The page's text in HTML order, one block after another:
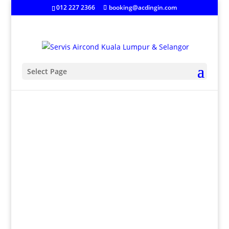
012 227 2366 booking@acdingin.com
Select Page